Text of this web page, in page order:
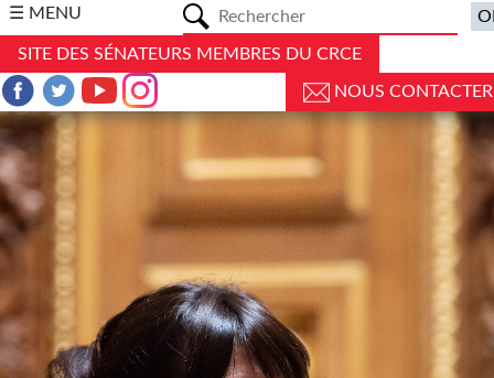
☰ MENU
SITE DES SÉNATEURS MEMBRES DU CRCE
NOUS CONTACTER